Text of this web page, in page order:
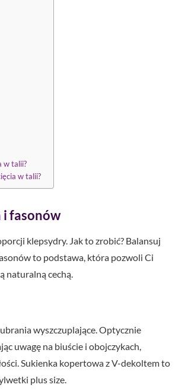
w talii?
w talii?
fasonów
klepsydry. Jak to zrobić? Balansuj
to podstawa, która pozwoli Ci
naturalną cechą.
wyszczuplające. Optycznie
uwagę na biuście i obojczykach,
Sukienka kopertowa z V-dekoltem to
plus size.